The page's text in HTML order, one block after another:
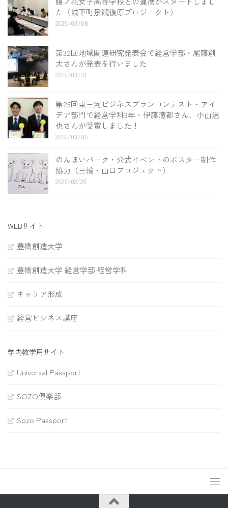
た（城下町景観復原プロジェクト）
2026/06/08
第32回地域関連研究発表会で経営学部・尾藤創
太さんが発表を行いました
2026/03/23
第25回東三河ビジネスプランコンテスト・アイ
デア部門で経営学科3年・伊藤滝都さん、小山温
也さんが受賞しました！
2026/03/05
のんほいパーク・公式イベントのポスター制作
協力（三輪・山口プロジェクト）
2026/02/20
WEBサイト
豊橋創造大学
豊橋創造大学 経営学部 経営学科
キャリア形成
経営ビジネス講座
学内教学用サイト
Universal Passport
SOZO倶楽部
Sozo Passport